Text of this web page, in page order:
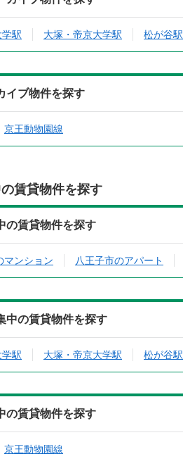
駅 大塚・帝京大学駅 松が谷駅
イブ物件を探す
京王動物園線
賃貸物件を探す
の賃貸物件を探す
マンション 八王子市のアパート
中の賃貸物件を探す
駅 大塚・帝京大学駅 松が谷駅
の賃貸物件を探す
京王動物園線